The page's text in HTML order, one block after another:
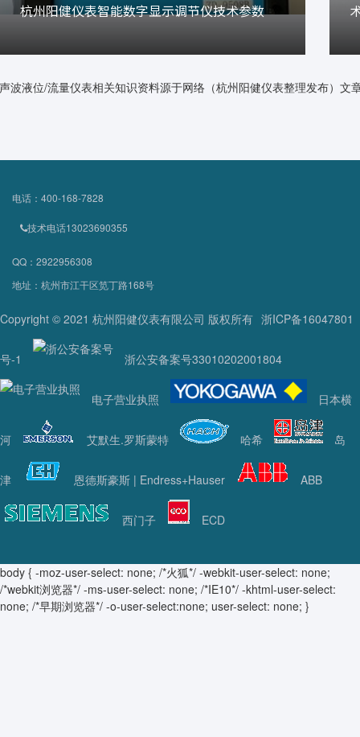
杭州阳健仪表智能数字显示调节仪技术参数
波液位/流量仪表相关知识资料源于网络（杭州阳健仪表整理发布）
电话：400-168-7828
技术电话13023690355
QQ：2922956308
地址：杭州市江干区笕丁路168号
Copyright © 2021 杭州阳健仪表有限公司 版权所有 浙ICP备16047801
号-1 浙公安备案号33010202001804
电子营业执照 日本横
河 艾默生.罗斯蒙特 哈希 岛
津 恩德斯豪斯 | Endress+Hauser ABB
西门子 ECD
body { -moz-user-select: none; /*火狐*/ -webkit-user-select: none;
/*webkit浏览器*/ -ms-user-select: none; /*IE10*/ -khtml-user-select:
none; /*早期浏览器*/ -o-user-select:none; user-select: none; }